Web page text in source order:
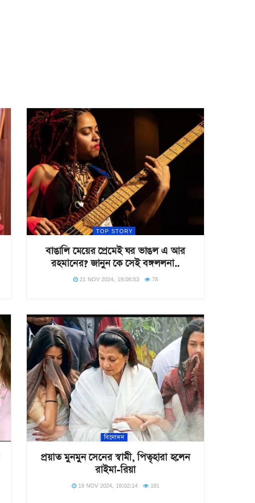
TOP STORY
বাঙালি মেয়ের প্রেমেই ঘর ভাঙল এ আর
রহমানের? জানুন কে সেই বঙ্গললনা..
21 NOV 2024, 19:08:53 78
বিনোদন
প্রয়াত মুনমুন সেনের স্বামী, পিতৃহারা হলেন
রাইমা-রিয়া
19 NOV 2024, 18:02:14 181